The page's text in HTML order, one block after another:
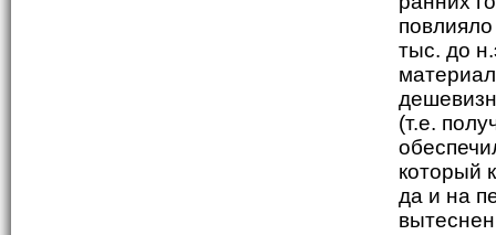
тыс. до
(т.е.
который
да и на